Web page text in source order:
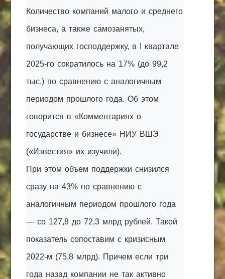
Количество компаний малого и среднего
бизнеса, а также самозанятых,
получающих господдержку, в I квартале
2025-го сократилось на 17% (до 99,2
тыс.) по сравнению с аналогичным
периодом прошлого года. Об этом
говорится в «Комментариях о
государстве и бизнесе» НИУ ВШЭ
(«Известия» их изучили).
При этом объем поддержки снизился
сразу на 43% по сравнению с
аналогичным периодом прошлого года
— со 127,8 до 72,3 млрд рублей. Такой
показатель сопоставим с кризисным
2022-м (75,8 млрд). Причем если три
года назад компании не так активно